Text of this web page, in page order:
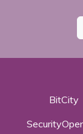
BitCity